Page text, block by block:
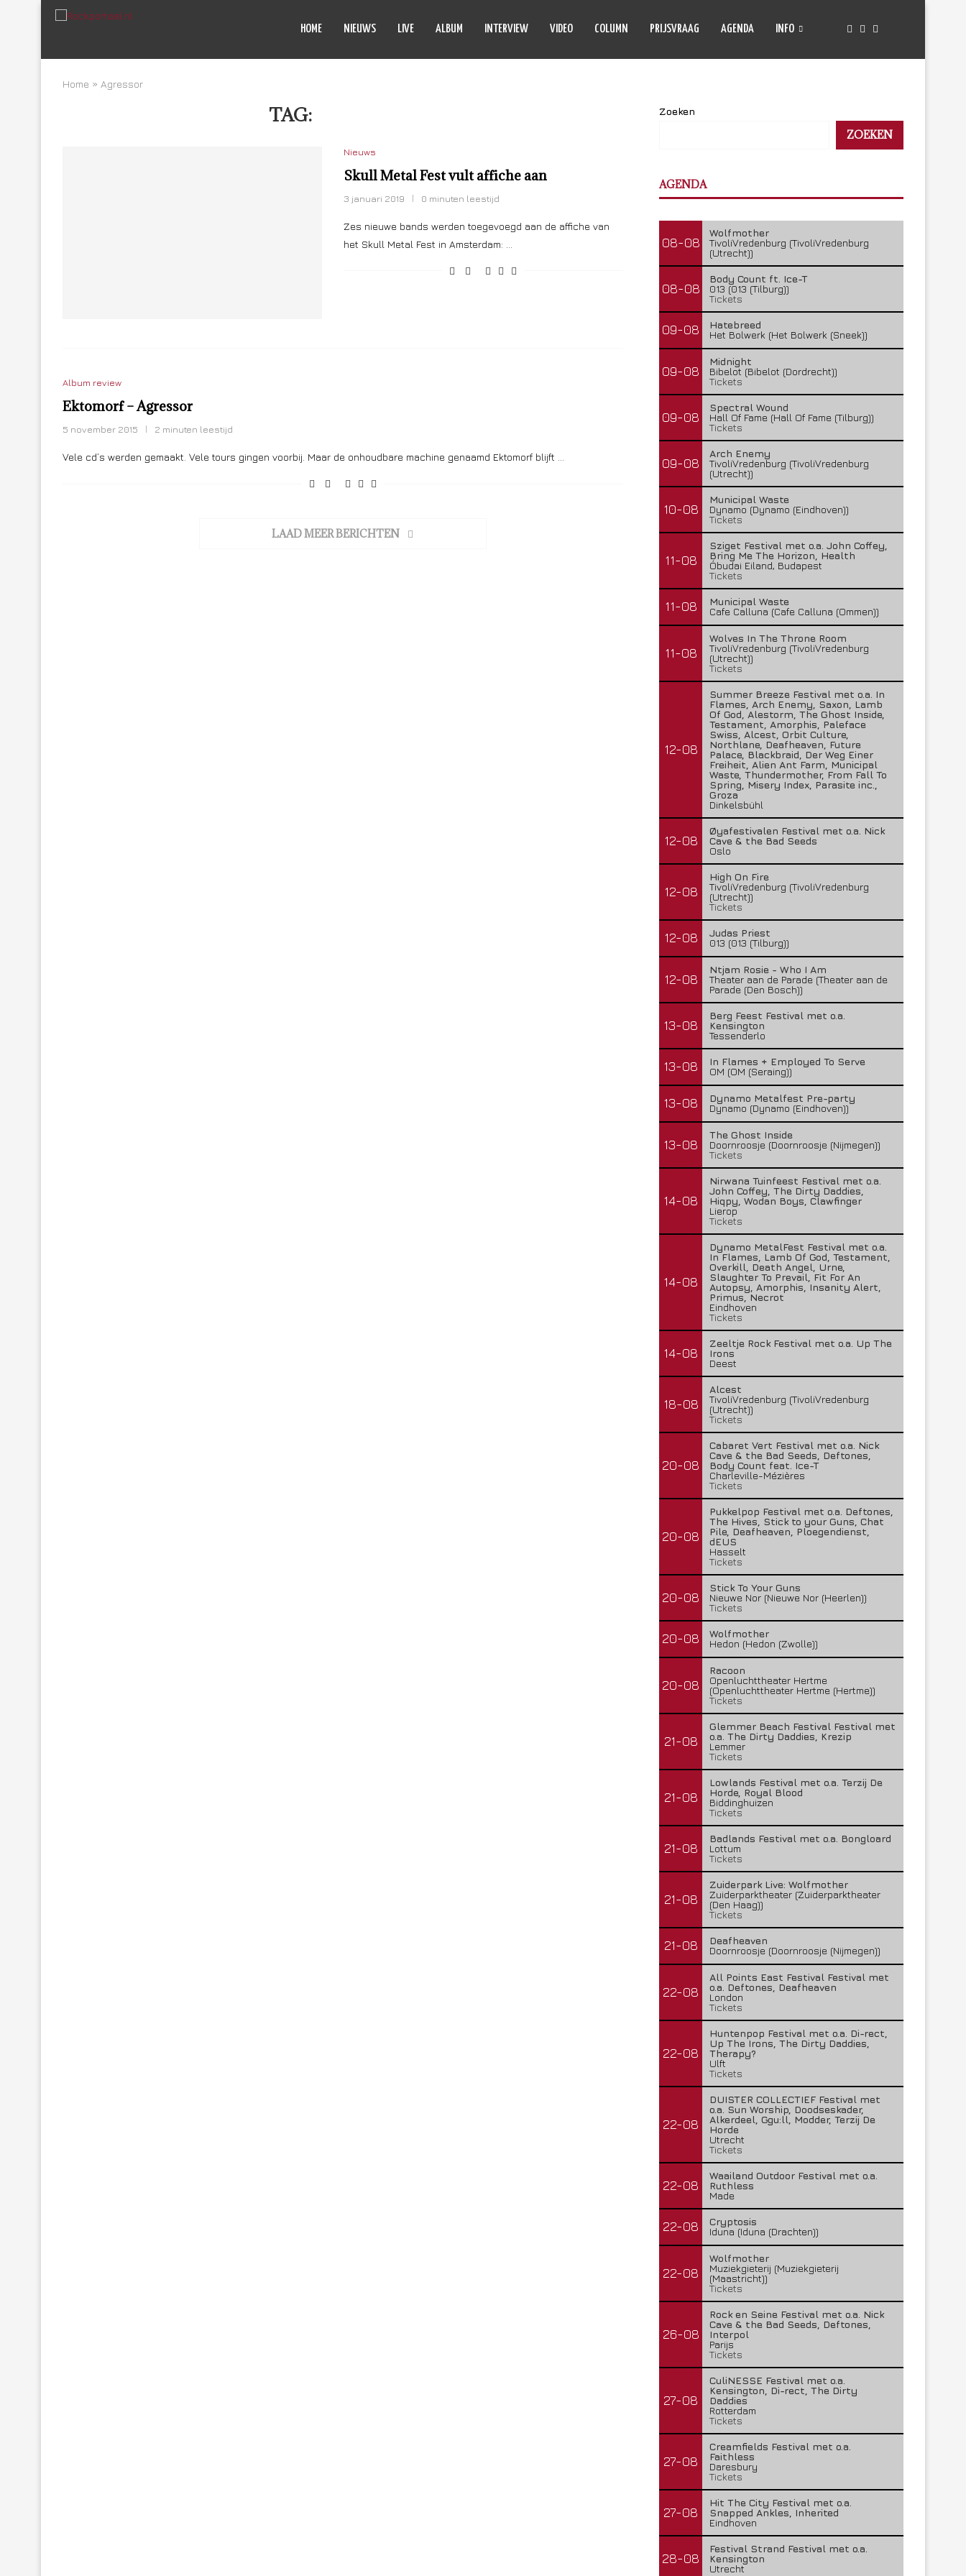
HOME NIEUWS LIVE ALBUM INTERVIEW VIDEO COLUMN PRIJSVRAAG AGENDA INFO
Home » Agressor
TAG:
Nieuws
Skull Metal Fest vult affiche aan
3 januari 2019 0 minuten leestijd
Zes nieuwe bands werden toegevoegd aan de affiche van
het Skull Metal Fest in Amsterdam: …
Album review
Ektomorf – Agressor
5 november 2015 2 minuten leestijd
Vele cd’s werden gemaakt. Vele tours gingen voorbij. Maar de onhoudbare machine genaamd Ektomorf blijft …
LAAD MEER BERICHTEN
Zoeken
ZOEKEN
AGENDA
08-08
Wolfmother
TivoliVredenburg (TivoliVredenburg
(Utrecht))
08-08
Body Count ft. Ice-T
013 (013 (Tilburg))
Tickets
09-08
Hatebreed
Het Bolwerk (Het Bolwerk (Sneek))
09-08
Midnight
Bibelot (Bibelot (Dordrecht))
Tickets
09-08
Spectral Wound
Hall Of Fame (Hall Of Fame (Tilburg))
Tickets
09-08
Arch Enemy
TivoliVredenburg (TivoliVredenburg
(Utrecht))
10-08
Municipal Waste
Dynamo (Dynamo (Eindhoven))
Tickets
11-08
Sziget Festival met o.a. John Coffey,
Bring Me The Horizon, Health
Óbudai Eiland, Budapest
Tickets
11-08
Municipal Waste
Cafe Calluna (Cafe Calluna (Ommen))
11-08
Wolves In The Throne Room
TivoliVredenburg (TivoliVredenburg
(Utrecht))
Tickets
12-08
Summer Breeze Festival met o.a. In
Flames, Arch Enemy, Saxon, Lamb
Of God, Alestorm, The Ghost Inside,
Testament, Amorphis, Paleface
Swiss, Alcest, Orbit Culture,
Northlane, Deafheaven, Future
Palace, Blackbraid, Der Weg Einer
Freiheit, Alien Ant Farm, Municipal
Waste, Thundermother, From Fall To
Spring, Misery Index, Parasite inc.,
Groza
Dinkelsbühl
12-08
Øyafestivalen Festival met o.a. Nick
Cave & the Bad Seeds
Oslo
12-08
High On Fire
TivoliVredenburg (TivoliVredenburg
(Utrecht))
Tickets
12-08
Judas Priest
013 (013 (Tilburg))
12-08
Ntjam Rosie - Who I Am
Theater aan de Parade (Theater aan de
Parade (Den Bosch))
13-08
Berg Feest Festival met o.a.
Kensington
Tessenderlo
13-08
In Flames + Employed To Serve
OM (OM (Seraing))
13-08
Dynamo Metalfest Pre-party
Dynamo (Dynamo (Eindhoven))
13-08
The Ghost Inside
Doornroosje (Doornroosje (Nijmegen))
Tickets
14-08
Nirwana Tuinfeest Festival met o.a.
John Coffey, The Dirty Daddies,
Hiqpy, Wodan Boys, Clawfinger
Lierop
Tickets
14-08
Dynamo MetalFest Festival met o.a.
In Flames, Lamb Of God, Testament,
Overkill, Death Angel, Urne,
Slaughter To Prevail, Fit For An
Autopsy, Amorphis, Insanity Alert,
Primus, Necrot
Eindhoven
Tickets
14-08
Zeeltje Rock Festival met o.a. Up The
Irons
Deest
18-08
Alcest
TivoliVredenburg (TivoliVredenburg
(Utrecht))
Tickets
20-08
Cabaret Vert Festival met o.a. Nick
Cave & the Bad Seeds, Deftones,
Body Count feat. Ice-T
Charleville-Mézières
Tickets
20-08
Pukkelpop Festival met o.a. Deftones,
The Hives, Stick to your Guns, Chat
Pile, Deafheaven, Ploegendienst,
dEUS
Hasselt
Tickets
20-08
Stick To Your Guns
Nieuwe Nor (Nieuwe Nor (Heerlen))
Tickets
20-08
Wolfmother
Hedon (Hedon (Zwolle))
20-08
Racoon
Openluchttheater Hertme
(Openluchttheater Hertme (Hertme))
Tickets
21-08
Glemmer Beach Festival Festival met
o.a. The Dirty Daddies, Krezip
Lemmer
Tickets
21-08
Lowlands Festival met o.a. Terzij De
Horde, Royal Blood
Biddinghuizen
Tickets
21-08
Badlands Festival met o.a. Bongloard
Lottum
Tickets
21-08
Zuiderpark Live: Wolfmother
Zuiderparktheater (Zuiderparktheater
(Den Haag))
Tickets
21-08
Deafheaven
Doornroosje (Doornroosje (Nijmegen))
22-08
All Points East Festival Festival met
o.a. Deftones, Deafheaven
London
Tickets
22-08
Huntenpop Festival met o.a. Di-rect,
Up The Irons, The Dirty Daddies,
Therapy?
Ulft
Tickets
22-08
DUISTER COLLECTIEF Festival met
o.a. Sun Worship, Doodseskader,
Alkerdeel, Ggu:ll, Modder, Terzij De
Horde
Utrecht
Tickets
22-08
Waailand Outdoor Festival met o.a.
Ruthless
Made
22-08
Cryptosis
Iduna (Iduna (Drachten))
22-08
Wolfmother
Muziekgieterij (Muziekgieterij
(Maastricht))
Tickets
26-08
Rock en Seine Festival met o.a. Nick
Cave & the Bad Seeds, Deftones,
Interpol
Parijs
Tickets
27-08
CuliNESSE Festival met o.a.
Kensington, Di-rect, The Dirty
Daddies
Rotterdam
Tickets
27-08
Creamfields Festival met o.a.
Faithless
Daresbury
Tickets
27-08
Hit The City Festival met o.a.
Snapped Ankles, Inherited
Eindhoven
28-08
Festival Strand Festival met o.a.
Kensington
Utrecht